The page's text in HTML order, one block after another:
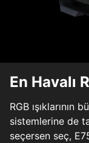
En Havalı
RGB ışıklarının
sistemlerine de
seçersen seç,